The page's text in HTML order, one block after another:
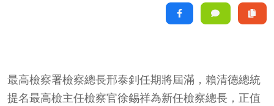
最高檢察署檢察總長邢泰釗任期將屆滿，賴清德總統
提名最高檢主任檢察官徐錫祥為新任檢察總長，正值